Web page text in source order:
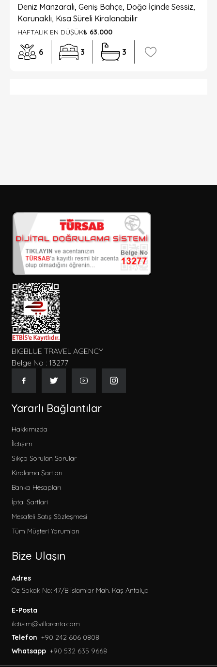
Deniz Manzaralı, Geniş Bahçe, Doğa İçinde Sessiz,
Korunaklı, Kısa Süreli Kiralanabilir
HAFTALIK EN DÜŞÜK₺ 63.000
6 3 3
Kişi Sayısı
Konum
Tip
Gecelik Fiyat
Kategoriler
Erken Rezervasyon
2026 Kiralık Villa
Korunaklı Villalar
Bahçeli Villalar
Evcil Hayvan Dostu Villalar
Kapalı Havuzlu Villalar
Aileye Uygun Villalar
Ekonomik Villalar
Denize Yakın Villalar
Jakuzili Villalar
BIGBLUE TRAVEL AGENCY
Belge No : 13277
Yararlı Bağlantılar
Hakkımızda
İletişim
Sıkça Sorulan Sorular
Kiralama Şartları
Banka Hesapları
İptal Sartlari
Mesafeli Satış Sözleşmesi
Tüm Müşteri Yorumları
Bize Ulaşın
Adres
Öz Sokak No: 47/B İslamlar Mah. Kaş Antalya
E-Posta
iletisim@villarenta.com
Telefon +90 242 606 0808
Whatsapp +90 532 635 9668